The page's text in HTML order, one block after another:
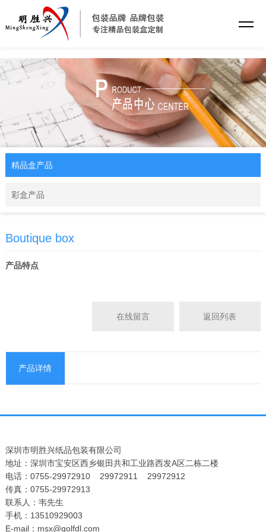
乐动·网站注册
精品盒产品
彩盒产品
Boutique box
产品特点
在线留言 返回列表
产品详情
深圳市明胜兴纸品包装有限公司
地址：深圳市宝安区西乡银田共和工业路西发A区二栋二楼
电话：0755-29972910 29972911 29972912
传真：0755-29972913
联系人：韦先生
手机：13510929003
E-mail：msx@golfdl.com